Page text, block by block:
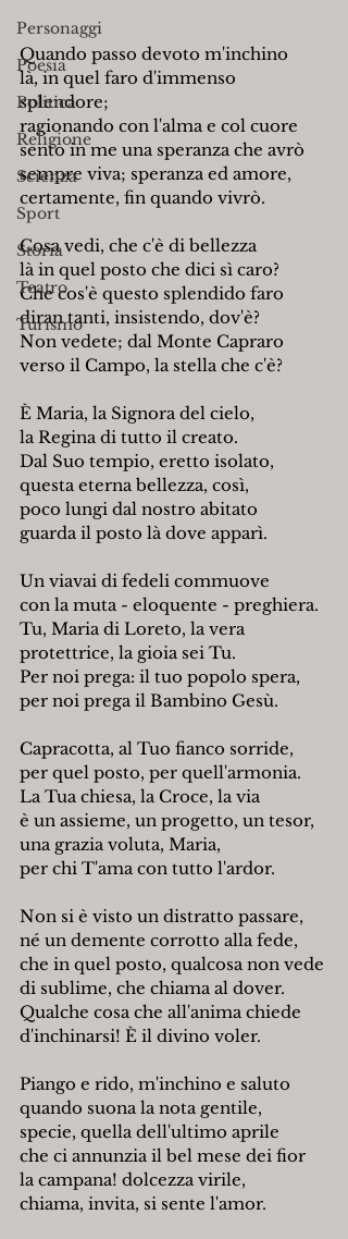
Personaggi
Poesia
Politica
Religione
Scienza
Sport
Storia
Teatro
Turismo
Quando passo devoto m'inchino
là, in quel faro d'immenso
splendore;
ragionando con l'alma e col cuore
sento in me una speranza che avrò
sempre viva; speranza ed amore,
certamente, fin quando vivrò.
Cosa vedi, che c'è di bellezza
là in quel posto che dici sì caro?
Che cos'è questo splendido faro
diran tanti, insistendo, dov'è?
Non vedete; dal Monte Capraro
verso il Campo, la stella che c'è?
È Maria, la Signora del cielo,
la Regina di tutto il creato.
Dal Suo tempio, eretto isolato,
questa eterna bellezza, così,
poco lungi dal nostro abitato
guarda il posto là dove apparì.
Un viavai di fedeli commuove
con la muta - eloquente - preghiera.
Tu, Maria di Loreto, la vera
protettrice, la gioia sei Tu.
Per noi prega: il tuo popolo spera,
per noi prega il Bambino Gesù.
Capracotta, al Tuo fianco sorride,
per quel posto, per quell'armonia.
La Tua chiesa, la Croce, la via
è un assieme, un progetto, un tesor,
una grazia voluta, Maria,
per chi T'ama con tutto l'ardor.
Non si è visto un distratto passare,
né un demente corrotto alla fede,
che in quel posto, qualcosa non vede
di sublime, che chiama al dover.
Qualche cosa che all'anima chiede
d'inchinarsi! È il divino voler.
Piango e rido, m'inchino e saluto
quando suona la nota gentile,
specie, quella dell'ultimo aprile
che ci annunzia il bel mese dei fior
la campana! dolcezza virile,
chiama, invita, si sente l'amor.